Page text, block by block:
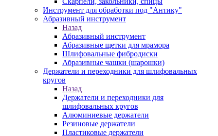
Инструмент для обработки под "Антику"
Абразивный инструмент
Назад
Абразивный инструмент
Абразивные щетки для мрамора
Шлифовальные фибродиски
Абразивные чашки (шарошки)
Держатели и переходники для шлифовальных
кругов
Назад
Держатели и переходники для
шлифовальных кругов
Алюминиевые держатели
Резиновые держатели
Пластиковые держатели